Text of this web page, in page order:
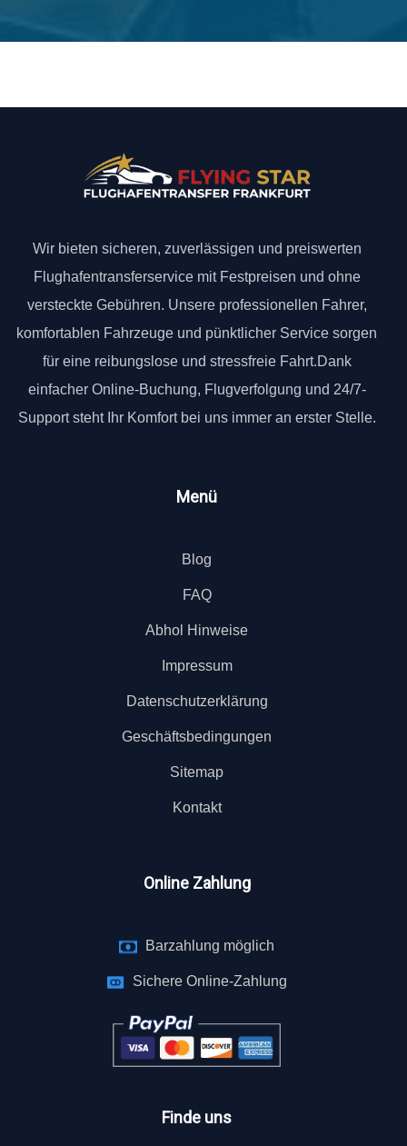
Wir bieten sicheren, zuverlässigen und preiswerten
Flughafentransferservice mit Festpreisen und ohne
versteckte Gebühren. Unsere professionellen Fahrer,
komfortablen Fahrzeuge und pünktlicher Service sorgen
für eine reibungslose und stressfreie Fahrt.Dank
einfacher Online-Buchung, Flugverfolgung und 24/7-
Support steht Ihr Komfort bei uns immer an erster Stelle.
Menü
Blog
FAQ
Abhol Hinweise
Impressum
Datenschutzerklärung
Geschäftsbedingungen
Sitemap
Kontakt
Online Zahlung
Barzahlung möglich
Sichere Online-Zahlung
Finde uns